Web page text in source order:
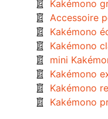
Kakémono
Accessoire
Kakémono
Kakémono
mini
Kakémono
Kakémono
Kakémono